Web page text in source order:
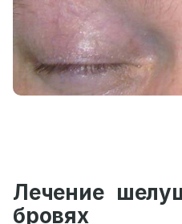
Лечение
бровях